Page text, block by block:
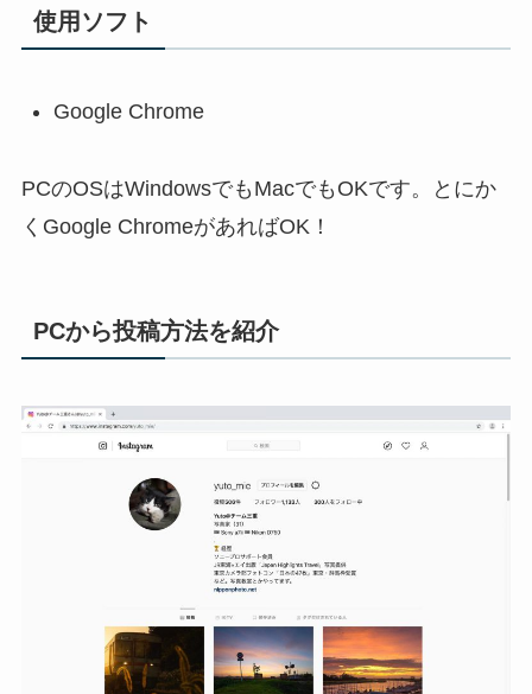
使用ソフト
Google Chrome
PCのOSはWindowsでもMacでもOKです。とにか
くGoogle ChromeがあればOK！
PCから投稿方法を紹介